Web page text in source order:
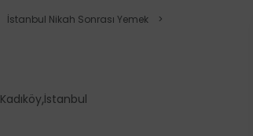
İstanbul Nikah Sonrası Yemek
>
Kadıköy,İstanbul